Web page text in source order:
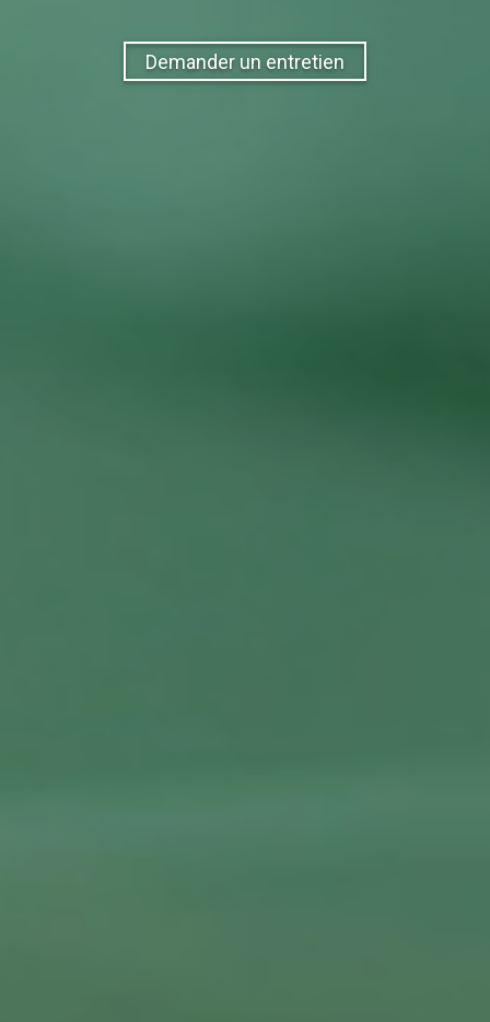
Demander un entretien